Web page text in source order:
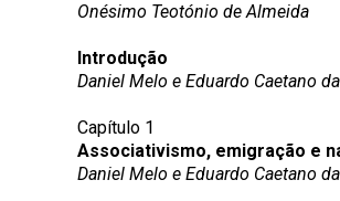
Onésimo Teotónio de Almeida
Introdução
Daniel Melo e Eduardo Caetano
Capítulo 1
Associativismo, emigração e
Daniel Melo e Eduardo Caetano